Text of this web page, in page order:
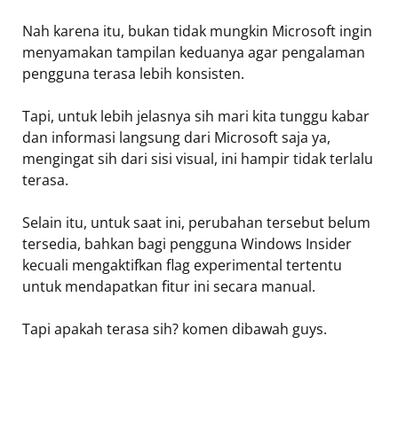
Nah karena itu, bukan tidak mungkin Microsoft ingin
menyamakan tampilan keduanya agar pengalaman
pengguna terasa lebih konsisten.
Tapi, untuk lebih jelasnya sih mari kita tunggu kabar
dan informasi langsung dari Microsoft saja ya,
mengingat sih dari sisi visual, ini hampir tidak terlalu
terasa.
Selain itu, untuk saat ini, perubahan tersebut belum
tersedia, bahkan bagi pengguna Windows Insider
kecuali mengaktifkan flag experimental tertentu
untuk mendapatkan fitur ini secara manual.
Tapi apakah terasa sih? komen dibawah guys.